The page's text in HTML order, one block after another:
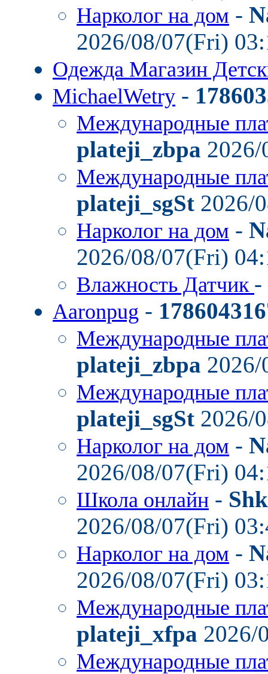
Нарколог на дом -
2026/08/07(Fri)
Одежда Магазин
MichaelWetry -
Международные
plateji_zbpa
Международные
plateji_sgSt 2026/
Нарколог на дом -
2026/08/07(Fri)
Влажность Датчик -
Aaronpug -
Международные
plateji_zbpa
Международные
plateji_sgSt 2026/
Нарколог на дом -
2026/08/07(Fri)
Школа онлайн -
2026/08/07(Fri)
Нарколог на дом -
2026/08/07(Fri)
Международные
plateji_xfpa 2026/
Международные